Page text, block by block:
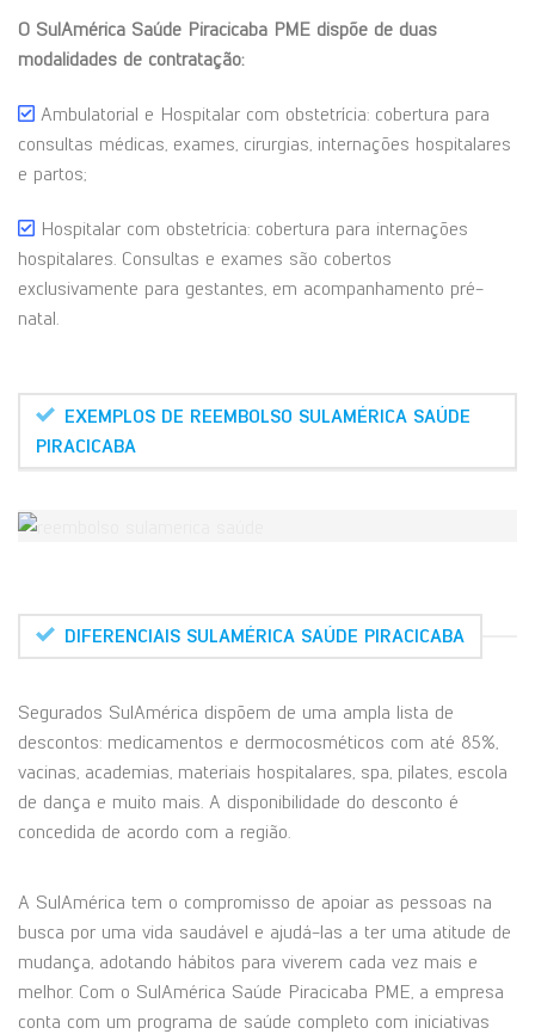
O SulAmérica Saúde Piracicaba PME dispõe de duas
modalidades de contratação:
Ambulatorial e Hospitalar com obstetrícia: cobertura para
consultas médicas, exames, cirurgias, internações hospitalares
e partos;
Hospitalar com obstetrícia: cobertura para internações
hospitalares. Consultas e exames são cobertos
exclusivamente para gestantes, em acompanhamento pré-
natal.
EXEMPLOS DE REEMBOLSO SULAMÉRICA SAÚDE
PIRACICABA
DIFERENCIAIS SULAMÉRICA SAÚDE PIRACICABA
Segurados SulAmérica dispõem de uma ampla lista de
descontos: medicamentos e dermocosméticos com até 85%,
vacinas, academias, materiais hospitalares, spa, pilates, escola
de dança e muito mais. A disponibilidade do desconto é
concedida de acordo com a região.
A SulAmérica tem o compromisso de apoiar as pessoas na
busca por uma vida saudável e ajudá-las a ter uma atitude de
mudança, adotando hábitos para viverem cada vez mais e
melhor. Com o SulAmérica Saúde Piracicaba PME, a empresa
conta com um programa de saúde completo com iniciativas